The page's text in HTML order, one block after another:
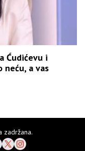
Ćudićevu i
neću, a vas
zadržana.